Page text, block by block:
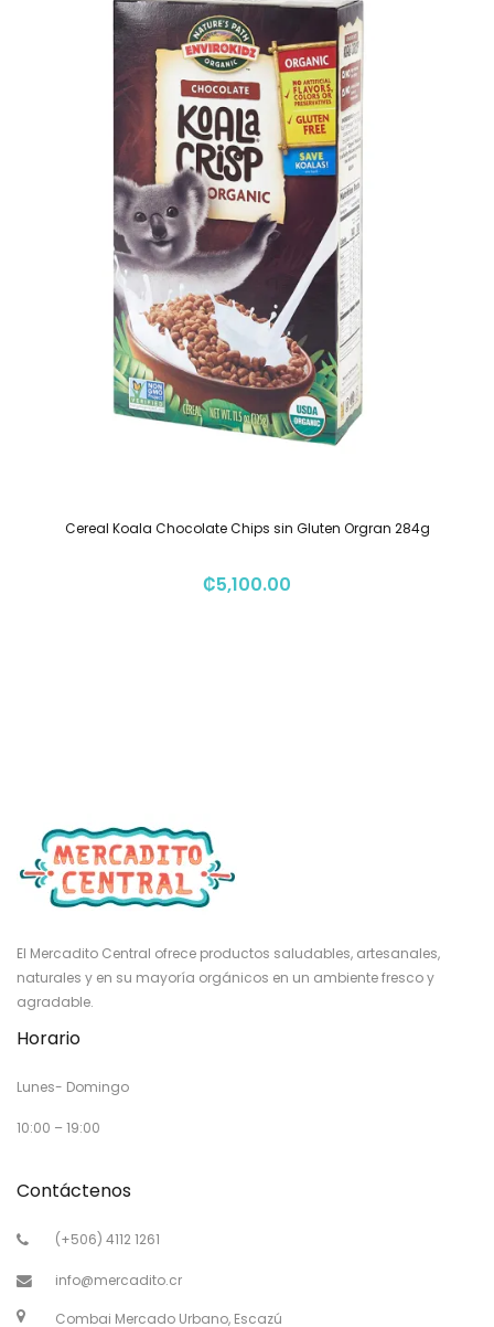
Cereal Koala Chocolate Chips sin Gluten Orgran 284g
₡5,100.00
El Mercadito Central ofrece productos saludables, artesanales,
naturales y en su mayoría orgánicos en un ambiente fresco y
agradable.
Horario
Lunes- Domingo
10:00 – 19:00
Contáctenos
(+506) 4112 1261
info@mercadito.cr
Combai Mercado Urbano, Escazú